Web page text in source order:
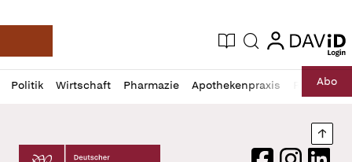
Deutsche Apotheker Zeitung
Aktuelle Ausgabe
Suche login
login
Politik Wirtschaft Pharmazie Apothekenpraxis RechtAbo
Profil
öffnen
Daz
Pur
Deutscher Apotheker Verlag Logo
FacebookInstagram